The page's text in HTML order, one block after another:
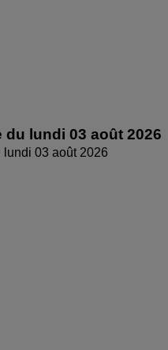
du lundi 03 août 2026
lundi 03 août 2026